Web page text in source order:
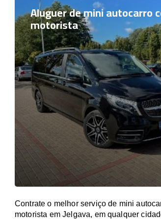
Aluguer de mini autocarro
motorista
Contrate o melhor serviço de mini
motorista em Jelgava, em qualquer